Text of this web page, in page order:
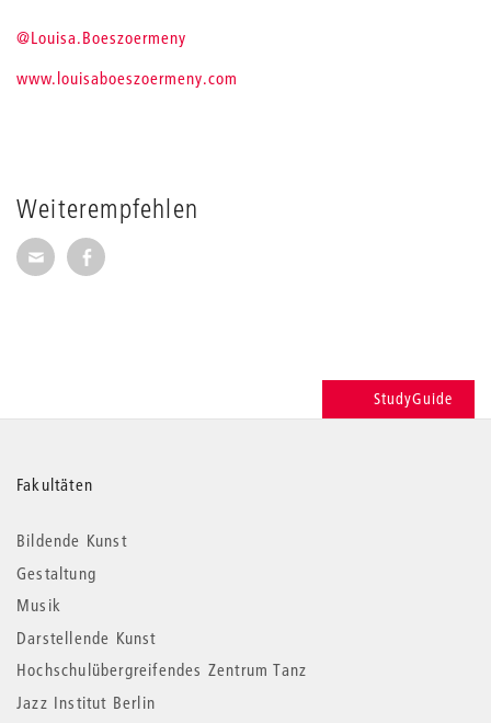
Weiterempfehlen
Seite per E-Mail weiterempfehlen
Seite auf Facebook weiterempfehlen
@Louisa.Boeszoermeny
www.louisaboeszoermeny.com
StudyGuide
Weitere
Informationen
Fakultäten
Bildende Kunst
Gestaltung
Musik
Darstellende Kunst
Hochschulübergreifendes Zentrum Tanz
Jazz Institut Berlin